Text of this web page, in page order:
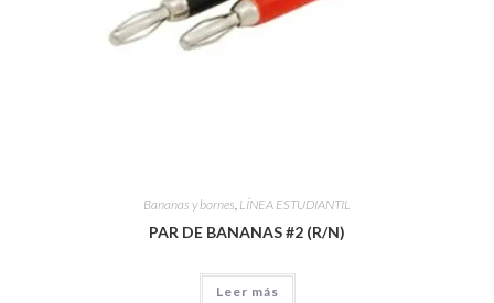
Bananas y bornes, LÍNEA ESTUDIANTIL
PAR DE BANANAS #2 (R/N)
Leer más